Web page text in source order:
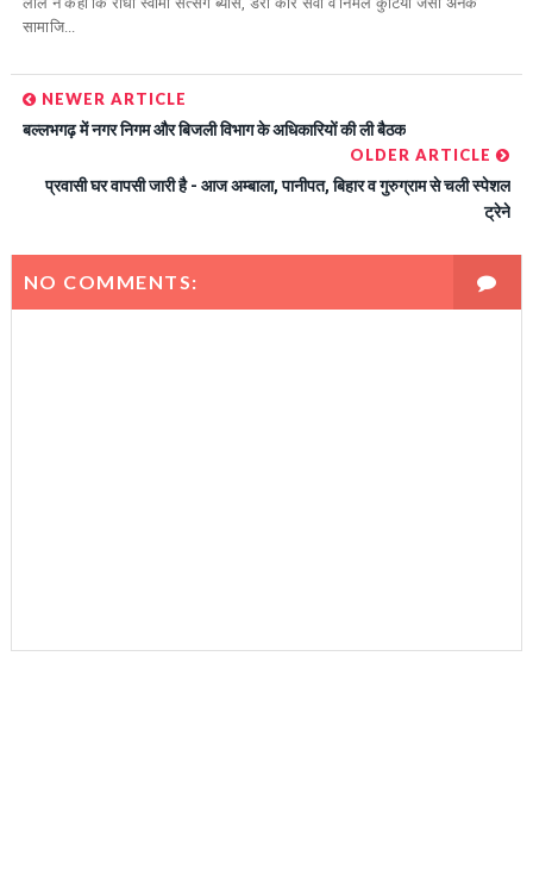
सामाजि...
NEWER ARTICLE
बल्लभगढ़ में नगर निगम और बिजली विभाग के अधिकारियों की ली बैठक
OLDER ARTICLE
प्रवासी घर वापसी जारी है - आज अम्बाला, पानीपत, बिहार व गुरुग्राम से चली स्पेशल
ट्रेने
NO COMMENTS: